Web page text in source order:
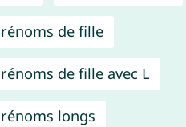
de fille
de fille avec L
longs